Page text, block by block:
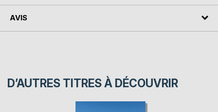
AVIS
D’AUTRES TITRES À DÉCOUVRIR